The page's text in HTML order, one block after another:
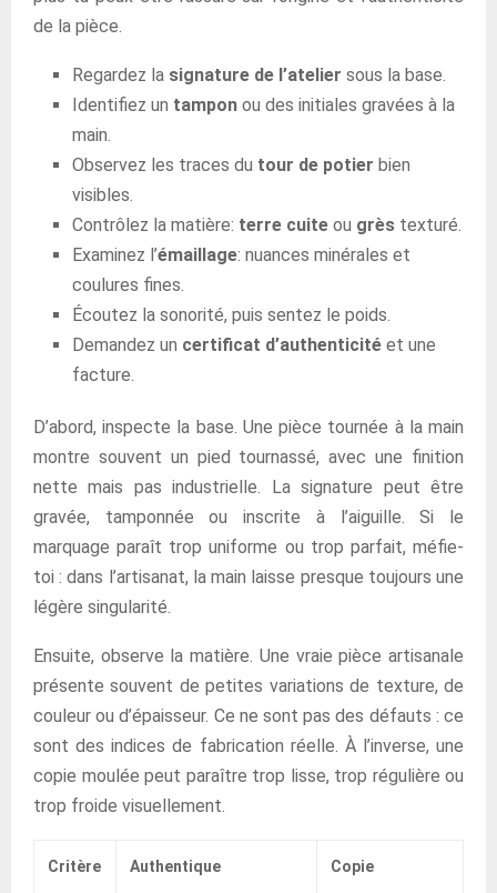
de la pièce.
Regardez la signature de l’atelier sous la base.
Identifiez un tampon ou des initiales gravées à la
main.
Observez les traces du tour de potier bien
visibles.
Contrôlez la matière: terre cuite ou grès texturé.
Examinez l’émaillage: nuances minérales et
coulures fines.
Écoutez la sonorité, puis sentez le poids.
Demandez un certificat d’authenticité et une
facture.
D’abord, inspecte la base. Une pièce tournée à la main
montre souvent un pied tournassé, avec une finition
nette mais pas industrielle. La signature peut être
gravée, tamponnée ou inscrite à l’aiguille. Si le
marquage paraît trop uniforme ou trop parfait, méfie-
toi : dans l’artisanat, la main laisse presque toujours une
légère singularité.
Ensuite, observe la matière. Une vraie pièce artisanale
présente souvent de petites variations de texture, de
couleur ou d’épaisseur. Ce ne sont pas des défauts : ce
sont des indices de fabrication réelle. À l’inverse, une
copie moulée peut paraître trop lisse, trop régulière ou
trop froide visuellement.
Critère Authentique Copie